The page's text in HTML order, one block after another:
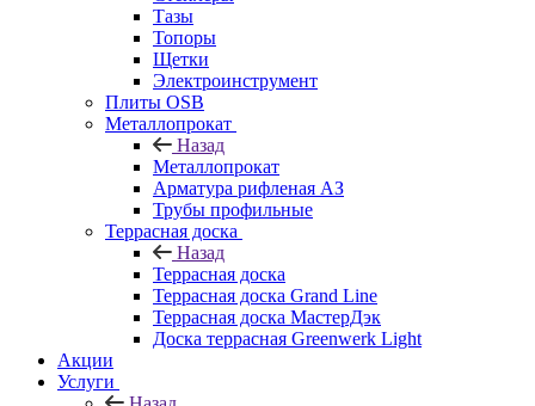
Тазы
Топоры
Щетки
Электроинструмент
Плиты OSB
Металлопрокат
Назад
Металлопрокат
Арматура рифленая АЗ
Трубы профильные
Террасная доска
Назад
Террасная доска
Террасная доска Grand Line
Террасная доска МастерДэк
Доска террасная Greenwerk Light
Акции
Услуги